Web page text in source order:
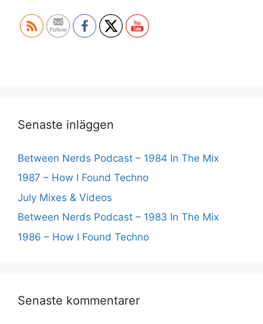
Senaste inläggen
Between Nerds Podcast – 1984 In The Mix
1987 – How I Found Techno
July Mixes & Videos
Between Nerds Podcast – 1983 In The Mix
1986 – How I Found Techno
Senaste kommentarer